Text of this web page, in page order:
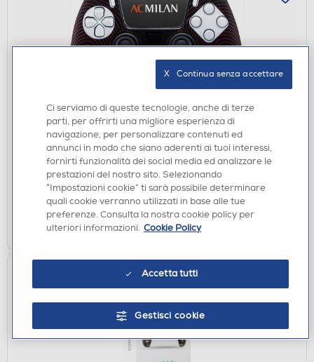
ACCESSORI PS5
QUBICK - CONTROLLER SKIN AC MILAN 3.0 PS5
DISPONIBILE SOLO IN NEGOZIO
Acquisto online:non disponibile
Ritiro in negozio in 30' gratuito:verifica
CERCA NEGOZIO
Ci serviamo di queste tecnologie, anche di terze
parti, per offrirti una migliore esperienza di
navigazione, per personalizzare contenuti ed
annunci in modo che siano aderenti ai tuoi interessi,
fornirti funzionalità dei social media ed analizzare le
prestazioni del nostro sito. Selezionando
“Impostazioni cookie” ti sarà possibile determinare
quali cookie verranno utilizzati in base alle tue
preferenze. Consulta la nostra cookie policy per
ulteriori informazioni. Cookie Policy
Accetta tutti
Gestisci cookie
X   Continua senza accettare